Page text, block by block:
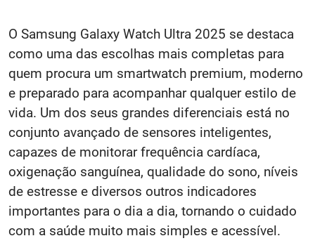
O Samsung Galaxy Watch Ultra 2025 se destaca
como uma das escolhas mais completas para
quem procura um smartwatch premium, moderno
e preparado para acompanhar qualquer estilo de
vida. Um dos seus grandes diferenciais está no
conjunto avançado de sensores inteligentes,
capazes de monitorar frequência cardíaca,
oxigenação sanguínea, qualidade do sono, níveis
de estresse e diversos outros indicadores
importantes para o dia a dia, tornando o cuidado
com a saúde muito mais simples e acessível.